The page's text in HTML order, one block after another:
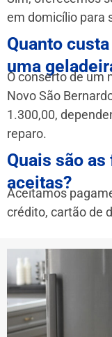
em domicílio para
Quanto
uma
O conserto de um
Novo São
1.300,00,
reparo.
Quais são
aceitas?
Aceitamos
crédito, cartão de